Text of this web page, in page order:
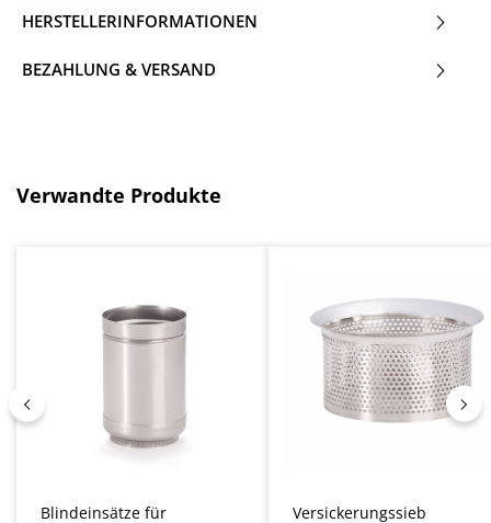
HERSTELLERINFORMATIONEN
BEZAHLUNG & VERSAND
Produktgalerie überspringen
Verwandte Produkte
Blindeinsätze für
Versickerungssieb